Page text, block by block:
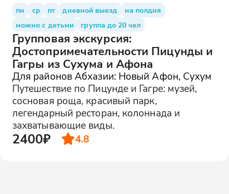
пн ср пт дневной выезд
на полдня
можно с детьми
группа до 20 чел
Групповая экскурсия:
Достопримечательности Пицунды и
Гагры из Сухума и Афона
Для районов Абхазии: Новый Афон, Сухум
Путешествие по Пицунде и Гагре: музей,
сосновая роща, красивый парк,
легендарный ресторан, колоннада и
захватывающие виды.
2400₽ 4.8